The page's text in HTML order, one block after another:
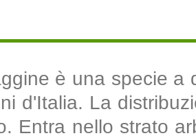
è una specie a
d'Italia. La
Entra nello strato